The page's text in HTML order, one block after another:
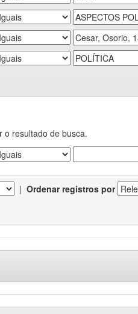
o resultado de busca.
| Ordenar registros por